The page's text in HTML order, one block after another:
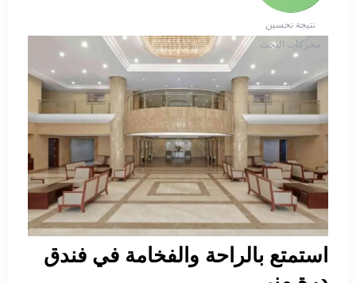
نتيجة تحسين
محركات البحث
استمتع بالراحة والفخامة في فندق